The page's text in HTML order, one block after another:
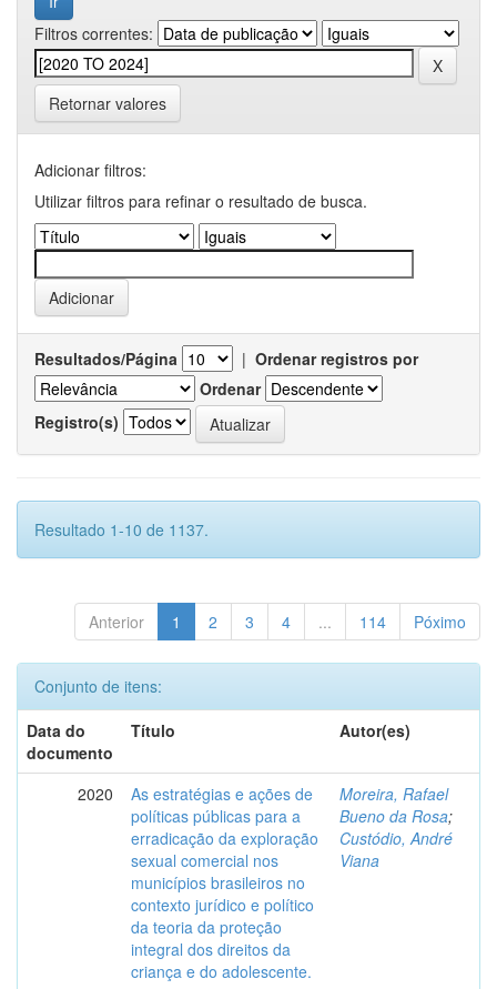
Filtros correntes:
Retornar valores
Adicionar filtros:
Utilizar filtros para refinar o resultado de busca.
Resultados/Página | Ordenar registros por
Ordenar
Registro(s)
Resultado 1-10 de 1137.
Anterior 1 2 3 4 ... 114 Póximo
Conjunto de itens:
Data do
documento
Título Autor(es)
2020
As estratégias e ações de
políticas públicas para a
erradicação da exploração
sexual comercial nos
municípios brasileiros no
contexto jurídico e político
da teoria da proteção
integral dos direitos da
criança e do adolescente.
Moreira, Rafael
Bueno da Rosa;
Custódio, André
Viana